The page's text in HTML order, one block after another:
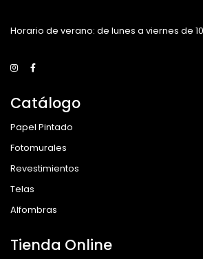
Horario de verano: de lunes a viernes de
Catálogo
Papel Pintado
Fotomurales
Revestimientos
Telas
Alfombras
Tienda Online